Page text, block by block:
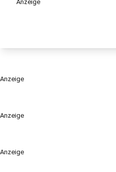
Anzeige
Anzeige
Anzeige
Anzeige